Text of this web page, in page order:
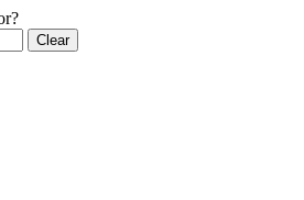
Clear